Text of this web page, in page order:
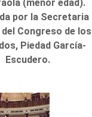
(menor edad).
por la Secretaria
del Congreso de los
Piedad García-
Escudero.